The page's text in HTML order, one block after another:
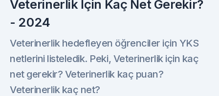
Veterinerlik İçin Kaç Net Gerekir?
- 2024
Veterinerlik hedefleyen öğrenciler için YKS
netlerini listeledik. Peki, Veterinerlik için kaç
net gerekir? Veterinerlik kaç puan?
Veterinerlik kaç net?